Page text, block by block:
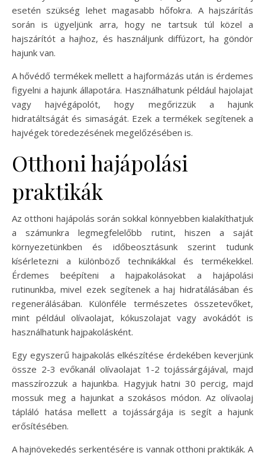
esetén szükség lehet magasabb hőfokra. A hajszárítás
során is ügyeljünk arra, hogy ne tartsuk túl közel a
hajszárítót a hajhoz, és használjunk diffúzort, ha göndör
hajunk van.
A hővédő termékek mellett a hajformázás után is érdemes
figyelni a hajunk állapotára. Használhatunk például hajolajat
vagy hajvégápolót, hogy megőrizzük a hajunk
hidratáltságát és simaságát. Ezek a termékek segítenek a
hajvégek töredezésének megelőzésében is.
Otthoni hajápolási
praktikák
Az otthoni hajápolás során sokkal könnyebben kialakíthatjuk
a számunkra legmegfelelőbb rutint, hiszen a saját
környezetünkben és időbeosztásunk szerint tudunk
kísérletezni a különböző technikákkal és termékekkel.
Érdemes beépíteni a hajpakolásokat a hajápolási
rutinunkba, mivel ezek segítenek a haj hidratálásában és
regenerálásában. Különféle természetes összetevőket,
mint például olívaolajat, kókuszolajat vagy avokádót is
használhatunk hajpakolásként.
Egy egyszerű hajpakolás elkészítése érdekében keverjünk
össze 2-3 evőkanál olívaolajat 1-2 tojássárgájával, majd
masszírozzuk a hajunkba. Hagyjuk hatni 30 percig, majd
mossuk meg a hajunkat a szokásos módon. Az olívaolaj
tápláló hatása mellett a tojássárgája is segít a hajunk
erősítésében.
A hajnövekedés serkentésére is vannak otthoni praktikák. A